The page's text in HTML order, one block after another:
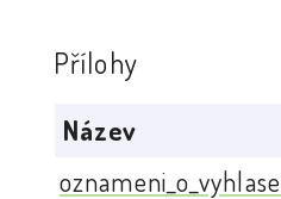
Přílohy
Název